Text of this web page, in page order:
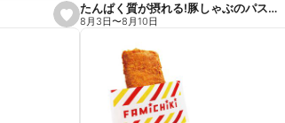
s
e
たんぱく質が摂れる!豚しゃぶのパスタサラダ
8月3日〜8月10日